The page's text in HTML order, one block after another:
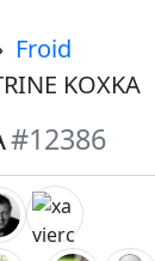
Froid
KOXKA
#12386